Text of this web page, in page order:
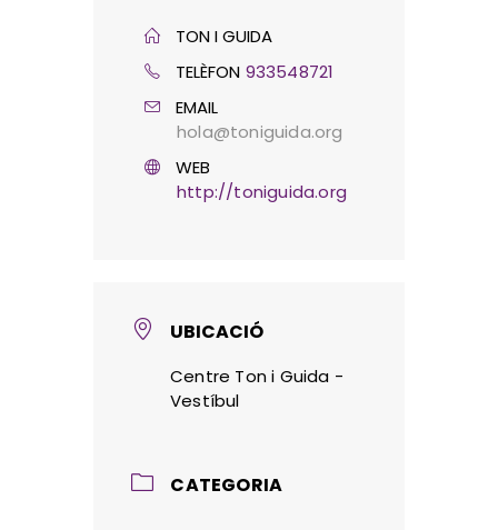
TON I GUIDA
TELÈFON 933548721
EMAIL
hola@toniguida.org
WEB
http://toniguida.org
UBICACIÓ
Centre Ton i Guida -
Vestíbul
CATEGORIA